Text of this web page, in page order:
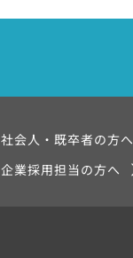
社会人・既卒者の方へ
企業採用担当の方へ